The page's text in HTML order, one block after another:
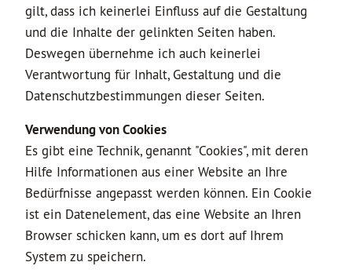
gilt, dass ich keinerlei Einfluss auf die Gestaltung
und die Inhalte der gelinkten Seiten haben.
Deswegen übernehme ich auch keinerlei
Verantwortung für Inhalt, Gestaltung und die
Datenschutzbestimmungen dieser Seiten.
Verwendung von Cookies
Es gibt eine Technik, genannt "Cookies", mit deren
Hilfe Informationen aus einer Website an Ihre
Bedürfnisse angepasst werden können. Ein Cookie
ist ein Datenelement, das eine Website an Ihren
Browser schicken kann, um es dort auf Ihrem
System zu speichern.